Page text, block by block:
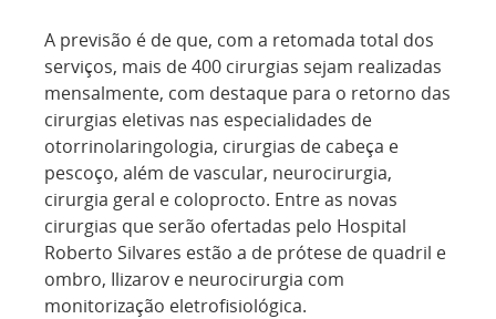
A previsão é de que, com a retomada total dos
serviços, mais de 400 cirurgias sejam realizadas
mensalmente, com destaque para o retorno das
cirurgias eletivas nas especialidades de
otorrinolaringologia, cirurgias de cabeça e
pescoço, além de vascular, neurocirurgia,
cirurgia geral e coloprocto. Entre as novas
cirurgias que serão ofertadas pelo Hospital
Roberto Silvares estão a de prótese de quadril e
ombro, Ilizarov e neurocirurgia com
monitorização eletrofisiológica.